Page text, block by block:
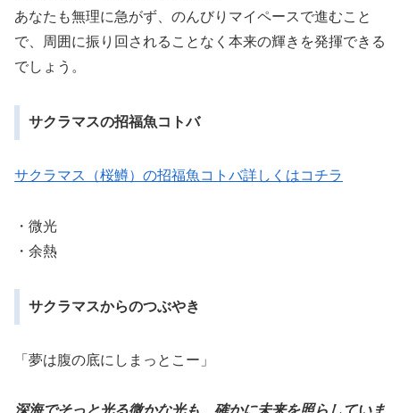
あなたも無理に急がず、のんびりマイペースで進むこと
で、周囲に振り回されることなく本来の輝きを発揮できる
でしょう。
サクラマスの招福魚コトバ
サクラマス（桜鱒）の招福魚コトバ詳しくはコチラ
・微光
・余熱
サクラマスからのつぶやき
「夢は腹の底にしまっとこー」